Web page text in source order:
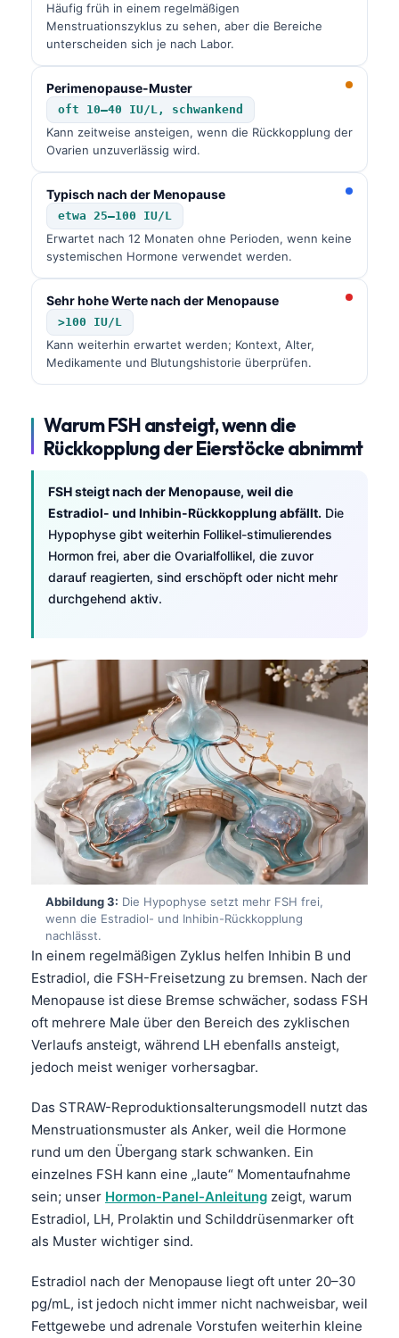
Häufig früh in einem regelmäßigen
Menstruationszyklus zu sehen, aber die Bereiche
unterscheiden sich je nach Labor.
Perimenopause-Muster
oft 10–40 IU/L, schwankend
Kann zeitweise ansteigen, wenn die Rückkopplung der
Ovarien unzuverlässig wird.
Typisch nach der Menopause
etwa 25–100 IU/L
Erwartet nach 12 Monaten ohne Perioden, wenn keine
systemischen Hormone verwendet werden.
Sehr hohe Werte nach der Menopause
>100 IU/L
Kann weiterhin erwartet werden; Kontext, Alter,
Medikamente und Blutungshistorie überprüfen.
Warum FSH ansteigt, wenn die
Rückkopplung der Eierstöcke abnimmt
FSH steigt nach der Menopause, weil die
Estradiol- und Inhibin-Rückkopplung abfällt. Die
Hypophyse gibt weiterhin Follikel-stimulierendes
Hormon frei, aber die Ovarialfollikel, die zuvor
darauf reagierten, sind erschöpft oder nicht mehr
durchgehend aktiv.
Abbildung 3: Die Hypophyse setzt mehr FSH frei,
wenn die Estradiol- und Inhibin-Rückkopplung
nachlässt.
In einem regelmäßigen Zyklus helfen Inhibin B und
Estradiol, die FSH-Freisetzung zu bremsen. Nach der
Menopause ist diese Bremse schwächer, sodass FSH
oft mehrere Male über den Bereich des zyklischen
Verlaufs ansteigt, während LH ebenfalls ansteigt,
jedoch meist weniger vorhersagbar.
Das STRAW-Reproduktionsalterungsmodell nutzt das
Menstruationsmuster als Anker, weil die Hormone
rund um den Übergang stark schwanken. Ein
einzelnes FSH kann eine „laute“ Momentaufnahme
sein; unser Hormon-Panel-Anleitung zeigt, warum
Estradiol, LH, Prolaktin und Schilddrüsenmarker oft
als Muster wichtiger sind.
Estradiol nach der Menopause liegt oft unter 20–30
pg/mL, ist jedoch nicht immer nicht nachweisbar, weil
Fettgewebe und adrenale Vorstufen weiterhin kleine